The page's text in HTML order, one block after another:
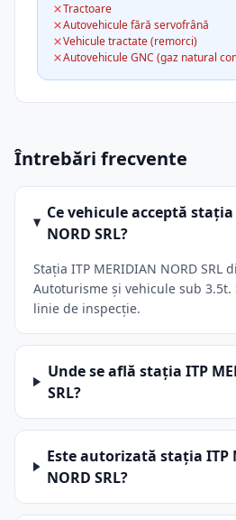
Tractoare
Autovehicule fără servofrână
Vehicule tractate (remorci)
Autovehicule GNC (gaz natural
Întrebări frecvente
Ce vehicule acceptă stația
NORD SRL?
Stația ITP MERIDIAN NORD SRL
Autoturisme și vehicule sub 3.5t.
linie de inspecție.
Unde se află stația ITP
SRL?
Este autorizată stația ITP
NORD SRL?